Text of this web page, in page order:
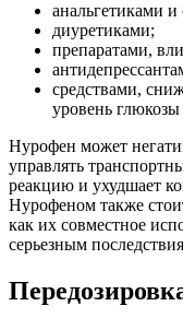
анальгетиками
диуретиками;
препаратами,
средствами,
уровень
Нурофен может
управлять
реакцию и ухудшает
Нурофеном также
как их совместное
серьезным